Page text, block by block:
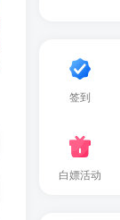
签到
白嫖活动